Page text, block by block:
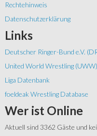
Rechtehinweis
Datenschutzerklärung
Links
Deutscher Ringer-Bund e.V.
United World Wrestling (UWW)
Liga Datenbank
foeldeak Wrestling Database
Wer ist Online
Aktuell sind 3362 Gäste und